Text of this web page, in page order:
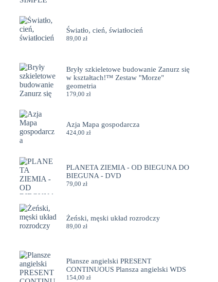
Światło, cień, światłocień
89,00zł
Bryły szkieletowe budowanie Zanurz się
w kształtach!™ Zestaw "Morze"
geometria
179,00zł
Azja Mapa gospodarcza
424,00zł
PLANETA ZIEMIA - OD BIEGUNA DO
BIEGUNA - DVD
79,00zł
Żeński, męski układ rozrodczy
89,00zł
Plansze angielski PRESENT
CONTINUOUS Plansza angielski WDS
154,00zł